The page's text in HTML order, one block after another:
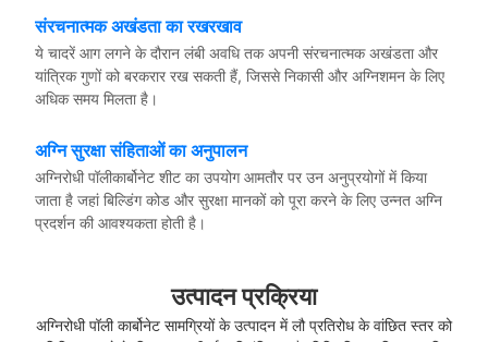
संरचनात्मक अखंडता का रखरखाव
ये चादरें आग लगने के दौरान लंबी अवधि तक अपनी संरचनात्मक अखंडता और
यांत्रिक गुणों को बरकरार रख सकती हैं, जिससे निकासी और अग्निशमन के लिए
अधिक समय मिलता है।
अग्नि सुरक्षा संहिताओं का अनुपालन
अग्निरोधी पॉलीकार्बोनेट शीट का उपयोग आमतौर पर उन अनुप्रयोगों में किया
जाता है जहां बिल्डिंग कोड और सुरक्षा मानकों को पूरा करने के लिए उन्नत अग्नि
प्रदर्शन की आवश्यकता होती है।
उत्पादन प्रक्रिया
अग्निरोधी पॉली कार्बोनेट सामग्रियों के उत्पादन में लौ प्रतिरोध के वांछित स्तर को